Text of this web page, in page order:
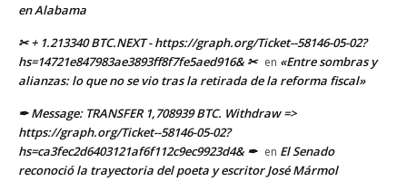
en Alabama
✂ + 1.213340 BTC.NEXT - https://graph.org/Ticket--58146-05-02?
hs=14721e847983ae3893ff8f7fe5aed916& ✂ en «Entre sombras y
alianzas: lo que no se vio tras la retirada de la reforma fiscal»
✒ Message: TRANSFER 1,708939 BTC. Withdraw =>
https://graph.org/Ticket--58146-05-02?
hs=ca3fec2d6403121af6f112c9ec9923d4& ✒ en El Senado
reconoció la trayectoria del poeta y escritor José Mármol